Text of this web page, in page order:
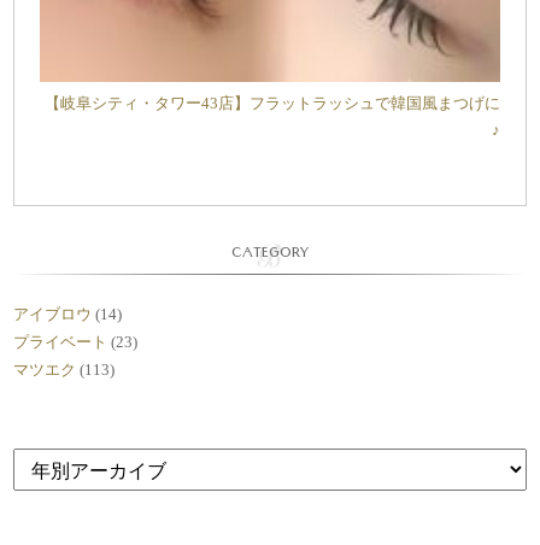
【岐阜シティ・タワー43店】フラットラッシュで韓国風まつげに
♪
CATEGORY
アイブロウ (14)
プライベート (23)
マツエク (113)